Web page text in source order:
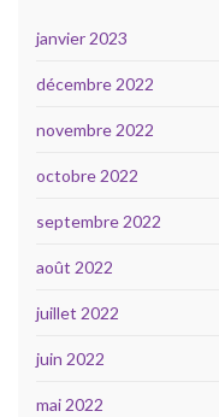
janvier 2023
décembre 2022
novembre 2022
octobre 2022
septembre 2022
août 2022
juillet 2022
juin 2022
mai 2022